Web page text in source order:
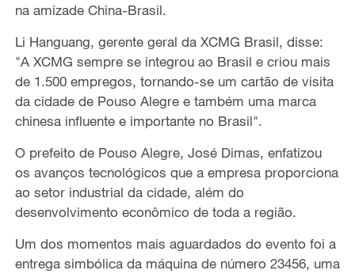
na amizade China-Brasil.
Li Hanguang, gerente geral da XCMG Brasil, disse:
"A XCMG sempre se integrou ao Brasil e criou mais
de 1.500 empregos, tornando-se um cartão de visita
da cidade de Pouso Alegre e também uma marca
chinesa influente e importante no Brasil".
O prefeito de Pouso Alegre, José Dimas, enfatizou
os avanços tecnológicos que a empresa proporciona
ao setor industrial da cidade, além do
desenvolvimento econômico de toda a região.
Um dos momentos mais aguardados do evento foi a
entrega simbólica da máquina de número 23456, uma